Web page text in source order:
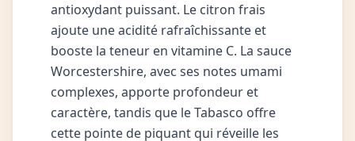
antioxydant puissant. Le citron frais
ajoute une acidité rafraîchissante et
booste la teneur en vitamine C. La sauce
Worcestershire, avec ses notes umami
complexes, apporte profondeur et
caractère, tandis que le Tabasco offre
cette pointe de piquant qui réveille les